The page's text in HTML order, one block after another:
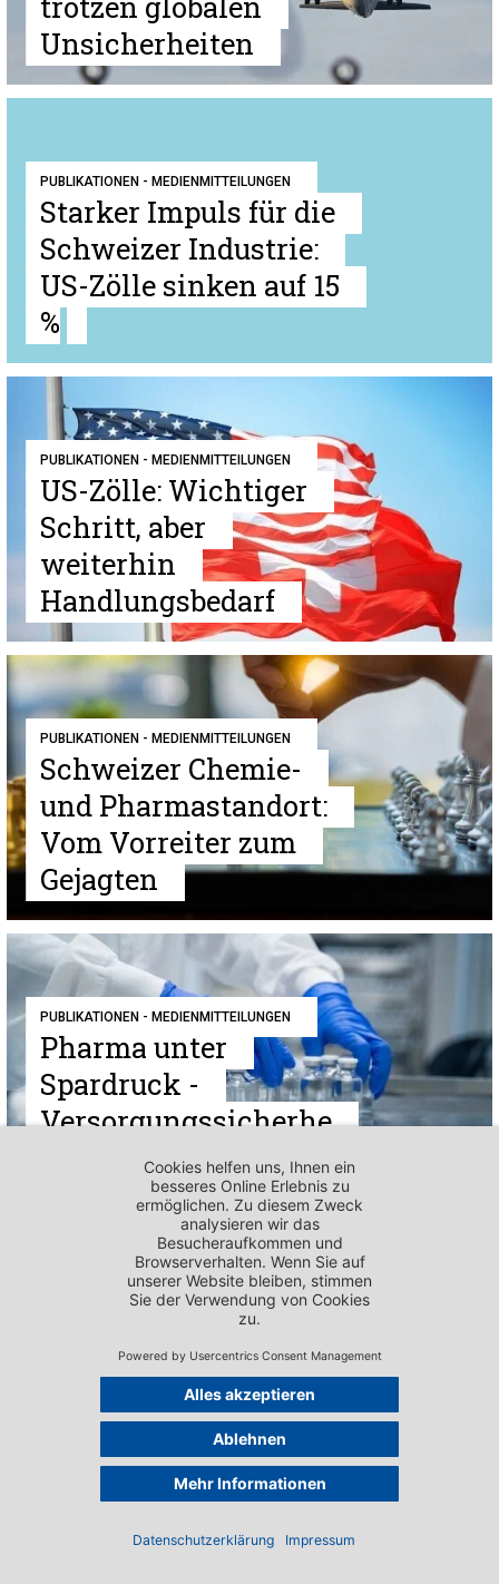
Unsicherheiten
PUBLIKATIONEN - MEDIENMITTEILUNGEN
Starker Impuls für die
Schweizer Industrie:
US-Zölle sinken auf 15
%
PUBLIKATIONEN - MEDIENMITTEILUNGEN
US-Zölle: Wichtiger
Schritt, aber
weiterhin
Handlungsbedarf
PUBLIKATIONEN - MEDIENMITTEILUNGEN
Schweizer Chemie-
und Pharmastandort:
Vom Vorreiter zum
Gejagten
PUBLIKATIONEN - MEDIENMITTEILUNGEN
Pharma unter
Spardruck -
Versorgungssicherhe
it gefährdet
PUBLIKATIONEN - MEDIENMITTEILUNGEN
scienceindustries
fordert rasche